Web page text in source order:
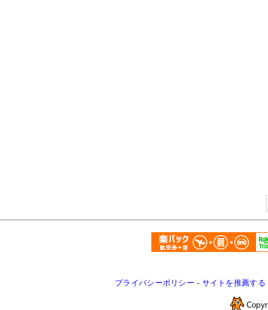
プライバシーポリシー - サイトを推薦する